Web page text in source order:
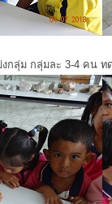
กลุ่ม กลุ่มละ 3-4 คน ท